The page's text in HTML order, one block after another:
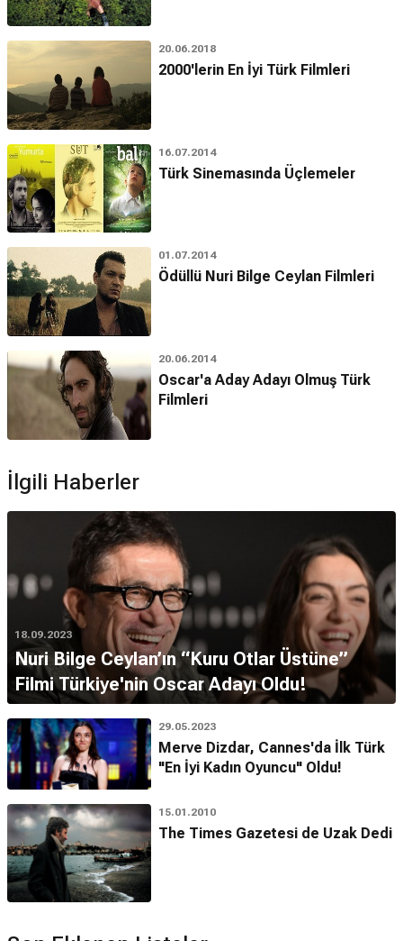
20.06.2018
2000'lerin En İyi Türk Filmleri
16.07.2014
Türk Sinemasında Üçlemeler
01.07.2014
Ödüllü Nuri Bilge Ceylan Filmleri
20.06.2014
Oscar'a Aday Adayı Olmuş Türk
Filmleri
İlgili Haberler
18.09.2023
Nuri Bilge Ceylan’ın “Kuru Otlar Üstüne”
Filmi Türkiye'nin Oscar Adayı Oldu!
29.05.2023
Merve Dizdar, Cannes'da İlk Türk
"En İyi Kadın Oyuncu" Oldu!
15.01.2010
The Times Gazetesi de Uzak Dedi